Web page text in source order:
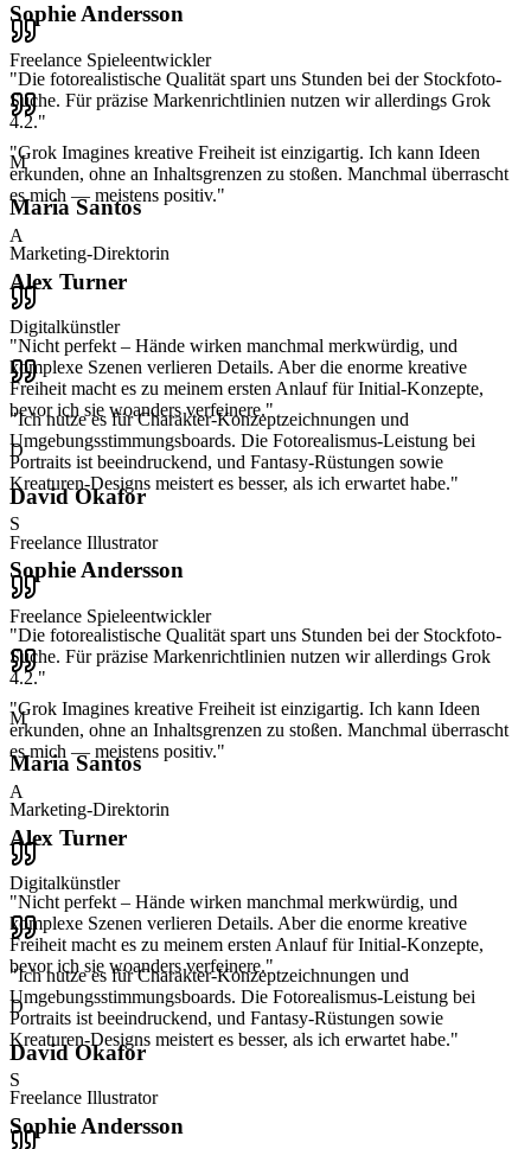
Sophie Andersson
Freelance Spieleentwickler
"Grok Imagines kreative Freiheit ist einzigartig. Ich kann Ideen
erkunden, ohne an Inhaltsgrenzen zu stoßen. Manchmal überrascht
es mich — meistens positiv."
A
Alex Turner
Digitalkünstler
"Ich nutze es für Charakter-Konzeptzeichnungen und
Umgebungsstimmungsboards. Die Fotorealismus-Leistung bei
Portraits ist beeindruckend, und Fantasy-Rüstungen sowie
Kreaturen-Designs meistert es besser, als ich erwartet habe."
S
Sophie Andersson
Freelance Spieleentwickler
"Grok Imagines kreative Freiheit ist einzigartig. Ich kann Ideen
erkunden, ohne an Inhaltsgrenzen zu stoßen. Manchmal überrascht
es mich — meistens positiv."
A
Alex Turner
Digitalkünstler
"Ich nutze es für Charakter-Konzeptzeichnungen und
Umgebungsstimmungsboards. Die Fotorealismus-Leistung bei
Portraits ist beeindruckend, und Fantasy-Rüstungen sowie
Kreaturen-Designs meistert es besser, als ich erwartet habe."
S
Sophie Andersson
"Die fotorealistische Qualität spart uns Stunden bei der Stockfoto-
Suche. Für präzise Markenrichtlinien nutzen wir allerdings Grok
4.2."
M
Maria Santos
Marketing-Direktorin
"Nicht perfekt – Hände wirken manchmal merkwürdig, und
komplexe Szenen verlieren Details. Aber die enorme kreative
Freiheit macht es zu meinem ersten Anlauf für Initial-Konzepte,
bevor ich sie woanders verfeinere."
D
David Okafor
Freelance Illustrator
"Die fotorealistische Qualität spart uns Stunden bei der Stockfoto-
Suche. Für präzise Markenrichtlinien nutzen wir allerdings Grok
4.2."
M
Maria Santos
Marketing-Direktorin
"Nicht perfekt – Hände wirken manchmal merkwürdig, und
komplexe Szenen verlieren Details. Aber die enorme kreative
Freiheit macht es zu meinem ersten Anlauf für Initial-Konzepte,
bevor ich sie woanders verfeinere."
D
David Okafor
Freelance Illustrator